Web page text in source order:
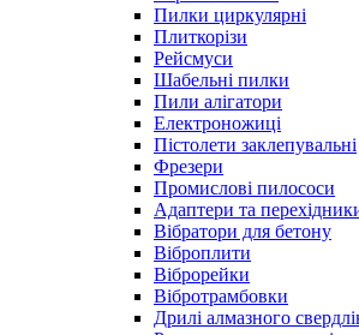
Пилки циркулярні
Плиткорізи
Рейсмуси
Шабельні пилки
Пили алігатори
Електроножиці
Пістолети заклепувальні
Фрезери
Промислові пилососи
Адаптери та
Вібратори для бетону
Віброплити
Віброрейки
Вібротрамбовки
Дрилі алмазного